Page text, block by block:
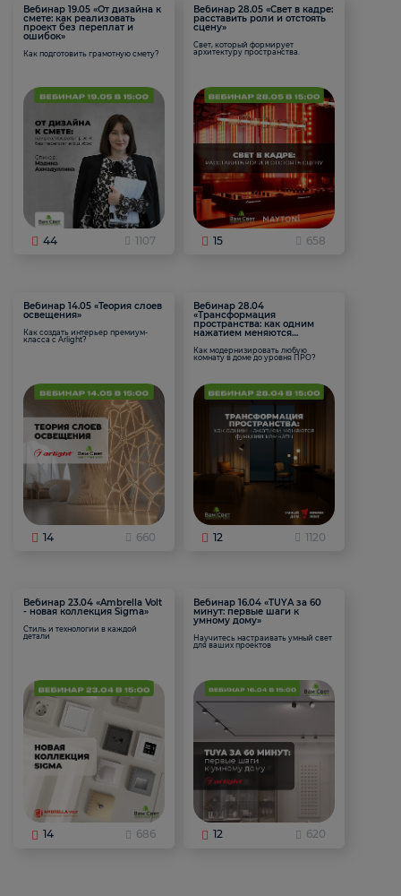
Вебинар 19.05 «От дизайна к
смете: как реализовать
проект без переплат и
ошибок»
Как подготовить грамотную смету?
44 1107
Вебинар 28.05 «Свет в кадре:
расставить роли и отстоять
сцену»
Свет, который формирует
архитектуру пространства.
15 658
Вебинар 14.05 «Теория слоев
освещения»
Как создать интерьер премиум-
класса с Arlight?
14 660
Вебинар 28.04
«Трансформация
пространства: как одним
нажатием меняются
Как модернизировать любую
комнату в доме до уровня ПРО?
12 1120
Вебинар 23.04 «Ambrella Volt
- новая коллекция Sigma»
Стиль и технологии в каждой
детали
14 686
Вебинар 16.04 «TUYA за 60
минут: первые шаги к
умному дому»
Научитесь настраивать умный свет
для ваших проектов
12 620